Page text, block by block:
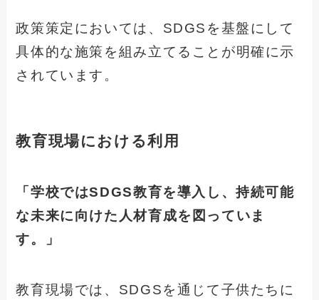
政策策定においては、SDGSを基盤にして
具体的な施策を組み立てることが明確に示
されています。
教育現場における利用
「学校ではSDGS教育を導入し、持続可能
な未来に向けた人材育成を図っていま
す。」
教育現場では、SDGSを通じて子供たちに